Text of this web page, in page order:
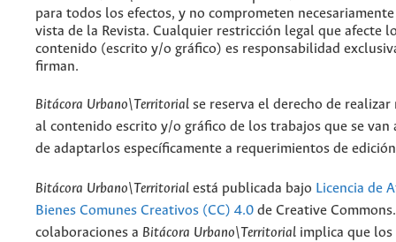
para todos los efectos, y no comprometen
vista de la Revista. Cualquier restricción legal que afecte
contenido (escrito y/o gráfico) es responsabilidad
firman.
Bitácora Urbano\Territorial se reserva el derecho de realizar
al contenido escrito y/o gráfico de los trabajos que se van
de adaptarlos específicamente a requerimientos de
Bitácora Urbano\Territorial está publicada bajo Licencia de
Bienes Comunes Creativos (CC) 4.0 de Creative
colaboraciones a Bitácora Urbano\Territorial implica que los